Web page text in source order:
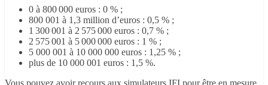
0 à 800 000 euros : 0 % ;
800 001 à 1,3 million d’euros : 0,5 % ;
1 300 001 à 2 575 000 euros : 0,7 % ;
2 575 001 à 5 000 000 euros : 1 % ;
5 000 001 à 10 000 000 euros : 1,25 % ;
plus de 10 000 001 euros : 1,5 %.